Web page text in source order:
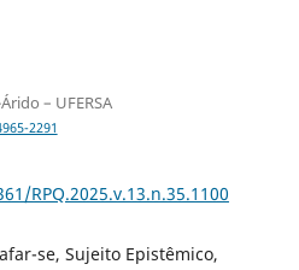
– UFERSA
2291
RPQ.2025.v.13.n.35.1100
se, Sujeito Epistêmico,